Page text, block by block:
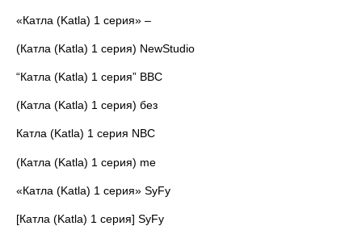
«Катла (Katla) 1 серия» –
(Катла (Katla) 1 серия) NewStudio
“Катла (Katla) 1 серия” BBC
(Катла (Katla) 1 серия) без
Катла (Katla) 1 серия NBC
(Катла (Katla) 1 серия) me
«Катла (Katla) 1 серия» SyFy
[Катла (Katla) 1 серия] SyFy